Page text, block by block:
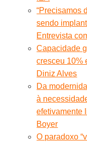
“Precisamos
sendo
Entrevista
Capacidade
cresceu 10%
Diniz Alves
Da
à
efetivamente
Boyer
O paradoxo